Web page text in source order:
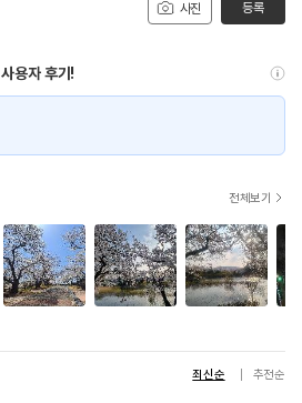
사진 등록
용자 후기!
전체보기
최신순 추천순